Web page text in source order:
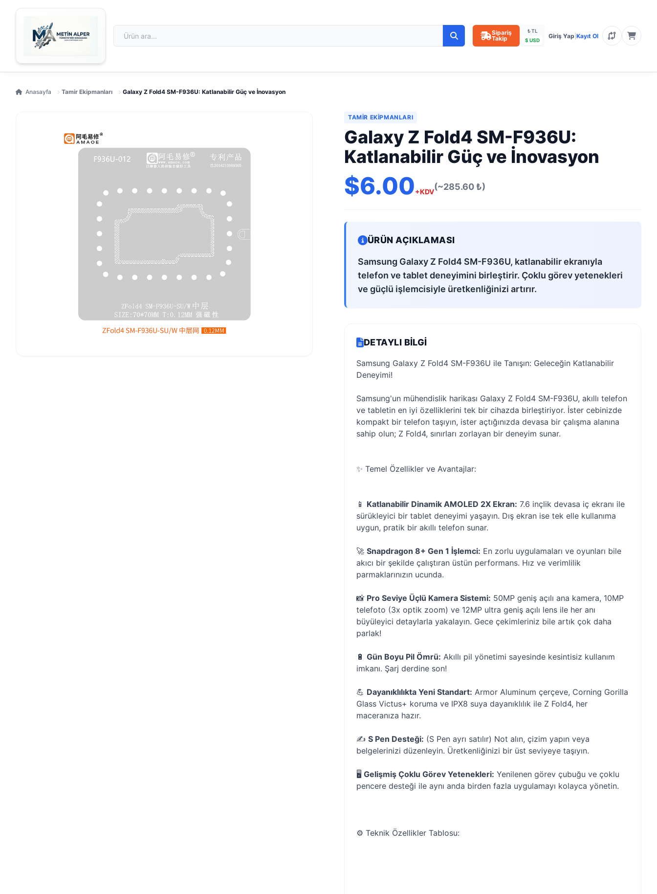
Sipariş
Takip
₺ TL
$ USD
Giriş Yap Kayıt Ol
Anasayfa Tamir Ekipmanları Galaxy Z Fold4 SM-F936U: Katlanabilir Güç ve İnovasyon
TAMIR EKIPMANLARI
Galaxy Z Fold4 SM-F936U:
Katlanabilir Güç ve İnovasyon
$6.00+KDV(~285.60 ₺)
ÜRÜN AÇIKLAMASI
Samsung Galaxy Z Fold4 SM-F936U, katlanabilir ekranıyla
telefon ve tablet deneyimini birleştirir. Çoklu görev yetenekleri
ve güçlü işlemcisiyle üretkenliğinizi artırır.
DETAYLI BILGI
Samsung Galaxy Z Fold4 SM-F936U ile Tanışın: Geleceğin Katlanabilir
Deneyimi!
Samsung'un mühendislik harikası Galaxy Z Fold4 SM-F936U, akıllı telefon
ve tabletin en iyi özelliklerini tek bir cihazda birleştiriyor. İster cebinizde
kompakt bir telefon taşıyın, ister açtığınızda devasa bir çalışma alanına
sahip olun; Z Fold4, sınırları zorlayan bir deneyim sunar.
✨ Temel Özellikler ve Avantajlar:
📱 Katlanabilir Dinamik AMOLED 2X Ekran: 7.6 inçlik devasa iç ekranı ile
sürükleyici bir tablet deneyimi yaşayın. Dış ekran ise tek elle kullanıma
uygun, pratik bir akıllı telefon sunar.
🚀 Snapdragon 8+ Gen 1 İşlemci: En zorlu uygulamaları ve oyunları bile
akıcı bir şekilde çalıştıran üstün performans. Hız ve verimlilik
parmaklarınızın ucunda.
📸 Pro Seviye Üçlü Kamera Sistemi: 50MP geniş açılı ana kamera, 10MP
telefoto (3x optik zoom) ve 12MP ultra geniş açılı lens ile her anı
büyüleyici detaylarla yakalayın. Gece çekimleriniz bile artık çok daha
parlak!
🔋 Gün Boyu Pil Ömrü: Akıllı pil yönetimi sayesinde kesintisiz kullanım
imkanı. Şarj derdine son!
💪 Dayanıklılıkta Yeni Standart: Armor Aluminum çerçeve, Corning Gorilla
Glass Victus+ koruma ve IPX8 suya dayanıklılık ile Z Fold4, her
maceranıza hazır.
✍️ S Pen Desteği: (S Pen ayrı satılır) Not alın, çizim yapın veya
belgelerinizi düzenleyin. Üretkenliğinizi bir üst seviyeye taşıyın.
🖥️ Gelişmiş Çoklu Görev Yetenekleri: Yenilenen görev çubuğu ve çoklu
pencere desteği ile aynı anda birden fazla uygulamayı kolayca yönetin.
⚙️ Teknik Özellikler Tablosu: